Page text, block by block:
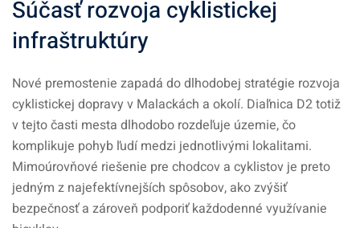
Súčasť rozvoja cyklistickej
infraštruktúry
Nové premostenie zapadá do dlhodobej stratégie rozvoja
cyklistickej dopravy v Malackách a okolí. Diaľnica D2 totiž
v tejto časti mesta dlhodobo rozdeľuje územie, čo
komplikuje pohyb ľudí medzi jednotlivými lokalitami.
Mimoúrovňové riešenie pre chodcov a cyklistov je preto
jedným z najefektívnejších spôsobov, ako zvýšiť
bezpečnosť a zároveň podporiť každodenné využívanie